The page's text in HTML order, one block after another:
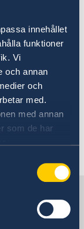
innehållet
funktioner
Vi
och annan
och
med.
med annan
som de har
or other
to
Bangkokis
our page
page